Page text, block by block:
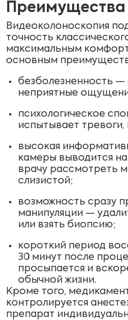
Видеоколоноскопия
точность
максимальным
основным
безболезненность —
неприятные
психологическое
испытывает тревоги,
высокая
камеры выводится на
врачу рассмотреть
слизистой;
возможность сразу
манипуляции —
или взять биопсию;
короткий период
30 минут после
просыпается и
обычной жизни.
Кроме того,
контролируется
препарат